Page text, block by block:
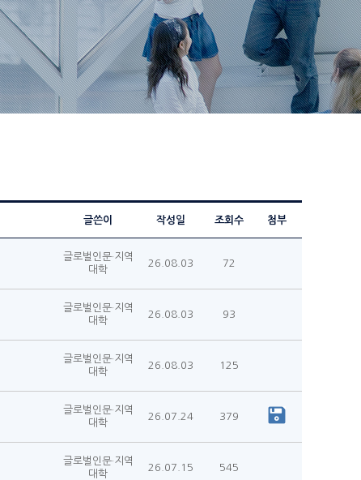
글쓴이 작성일 조회수 첨부
글로벌인문·지역
대학
26.08.03 72
글로벌인문·지역
대학
26.08.03 93
글로벌인문·지역
대학
26.08.03 125
글로벌인문·지역
대학
26.07.24 379
글로벌인문·지역
대학
26.07.15 545